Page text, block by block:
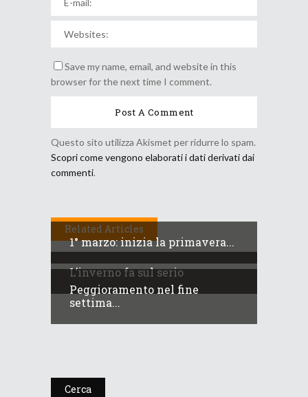
Save my name, email, and website in this
browser for the next time I comment.
Questo sito utilizza Akismet per ridurre lo spam.
Scopri come vengono elaborati i dati derivati dai
commenti.
Related Articles
1° marzo: inizia la primavera...
L’inverno fa sul serio
Peggioramento nel fine
settima...
Cerca